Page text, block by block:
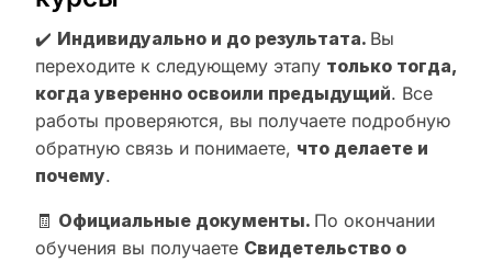
✔️ Индивидуально и до результата. Вы
переходите к следующему этапу только тогда,
когда уверенно освоили предыдущий. Все
работы проверяются, вы получаете подробную
обратную связь и понимаете, что делаете и
почему.
🧾 Официальные документы. По окончании
обучения вы получаете Свидетельство о